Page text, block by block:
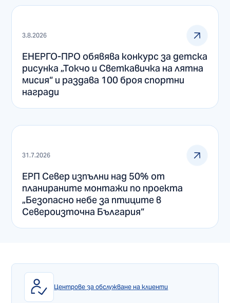
3.8.2026
ЕНЕРГО-ПРО обявява конкурс за детска
рисунка „Токчо и Светкавичка на лятна
мисия“ и раздава 100 броя спортни
награди
31.7.2026
ЕРП Север изпълни над 50% от
планираните монтажи по проекта
„Безопасно небе за птиците в
Североизточна България“
Центрове за обслужване на клиенти